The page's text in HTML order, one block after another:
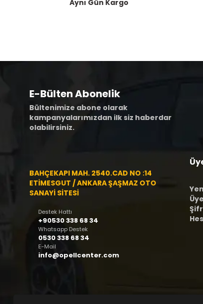
Aynı Gün Kargo
E-Bülten Abonelik
Bültenimize abone olarak
kampanyalarımızdan ilk siz haberdar
olabilirsiniz.
BAHÇEKAPI MAH. 2540.CAD NO :14
ETİMESGUT / ANKARA ŞAŞMAZ OTO
SANAYİ SİTESİ
Destek Hattı
+90530 338 68 34
Whatsapp Destek
0530 338 68 34
E-Mail
info@opellcenter.com